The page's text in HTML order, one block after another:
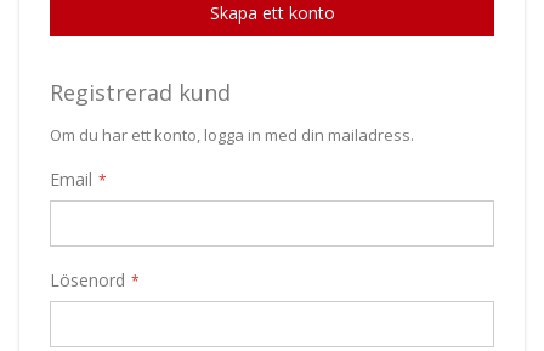
Skapa ett konto
Registrerad kund
Om du har ett konto, logga in med din mailadress.
Email
Lösenord